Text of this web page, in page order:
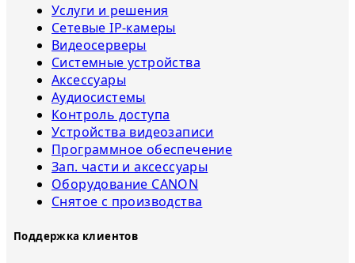
Услуги и решения
Сетевые IP-камеры
Видеосерверы
Системные устройства
Аксессуары
Аудиосистемы
Контроль доступа
Устройства видеозаписи
Программное обеспечение
Зап. части и аксессуары
Оборудование CANON
Снятое с прoизвoдства
Поддержка клиентов